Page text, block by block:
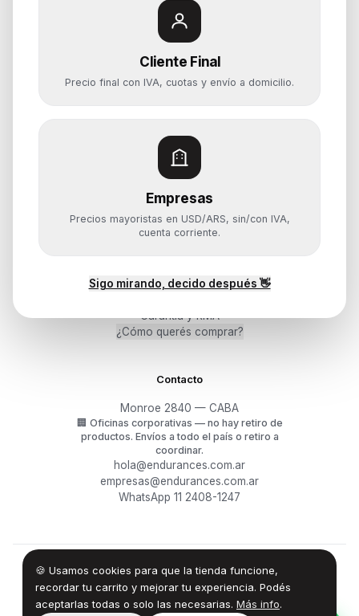
Cliente Final
Precio final con IVA, cuotas y envío a domicilio.
Empresas
Precios mayoristas en USD/ARS, sin/con IVA,
cuenta corriente.
Sigo mirando, decido después 👋
🍪 Usamos cookies para que la tienda funcione,
recordar tu carrito y mejorar tu experiencia. Podés
aceptarlas todas o solo las necesarias. Más info.
Categorías
Notebooks
Servidores y NAS
Componentes
Monitores y Pantallas
Ayuda
Mis pedidos
Garantía y RMA
¿Cómo querés comprar?
Contacto
Monroe 2840 — CABA
🏢 Oficinas corporativas — no hay retiro de
productos. Envíos a todo el país o retiro a
coordinar.
hola@endurances.com.ar
empresas@endurances.com.ar
WhatsApp 11 2408-1247
© 2026Endurances Technology SA · CUIT 30-71861942-0
Términos·Privacidad ·Devoluciones
100% Design by — Endurances IT